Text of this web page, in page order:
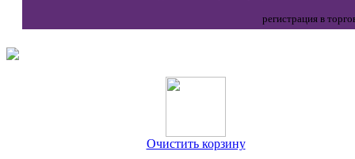
регистрация в
Очистить корзину